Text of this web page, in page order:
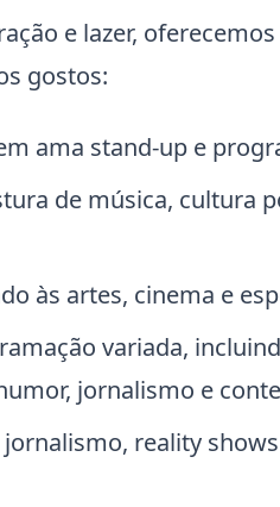
e lazer,
gostos:
ama stand-up e
de música, cultura
às artes, cinema e
variada,
jornalismo e
jornalismo, reality